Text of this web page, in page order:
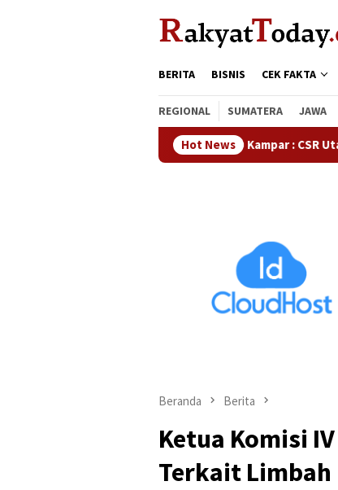
BERITA BISNIS CEK FAKTA
REGIONAL SUMATERA JAWA
Hot News
Waka DPRD Kampar : CSR Utamanya Hak
Beranda Berita
Ketua Komisi
Terkait Limbah